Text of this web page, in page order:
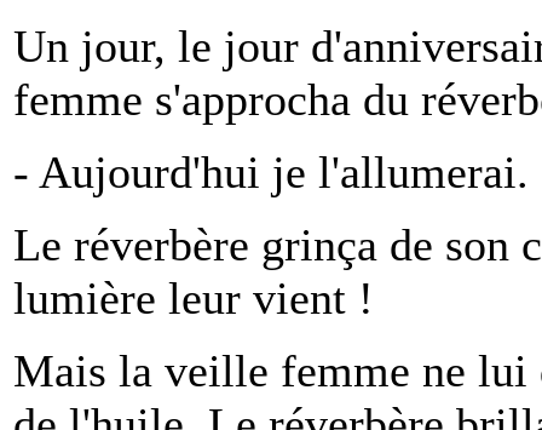
Un jour, le jour
femme s'approcha du
- Aujourd'hui je l'allumerai.
Le réverbère grinça de
lumière leur vient !
Mais la veille femme ne lui